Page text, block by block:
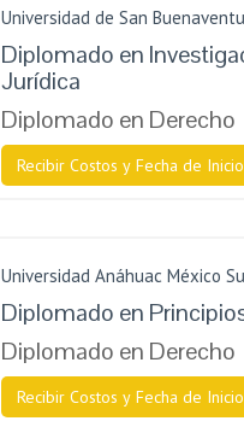
Universidad de San
Diplomado en
Jurídica
Diplomado en Derecho
Recibir Costos y Fecha de
Universidad Anáhuac México
Diplomado en
Diplomado en Derecho
Recibir Costos y Fecha de